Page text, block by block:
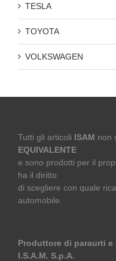
TESLA
TOYOTA
VOLKSWAGEN
Tutti gli articoli ISAM non
EQUIVALENTE
e sono prodotti per il
ha il diritto
di scegliere con quale
automobile.
Produttore di paraurti
I.S.A.M. S.p.A.